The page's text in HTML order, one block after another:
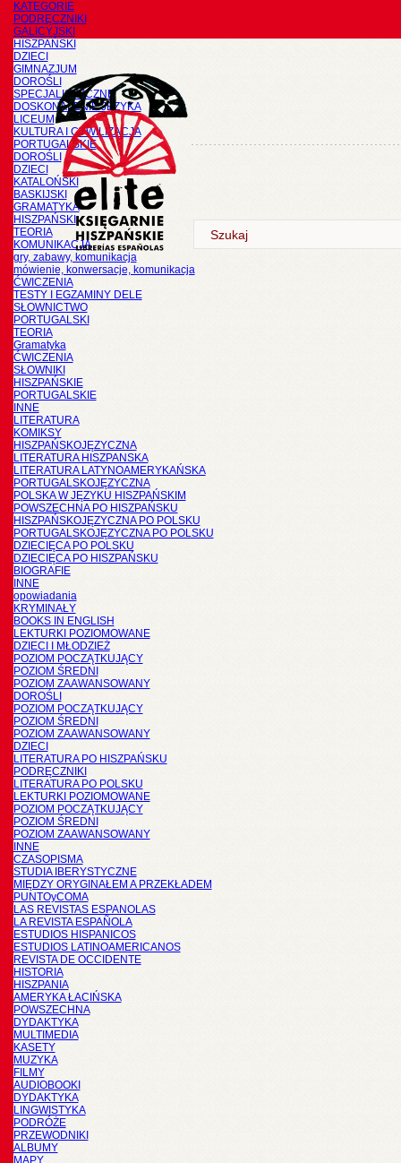
KATEGORIE
PODRĘCZNIKI
GALICYJSKI
HISZPAŃSKI
DZIECI
GIMNAZJUM
DOROŚLI
SPECJALISTYCZNE
DOSKONALENIE JĘZYKA
LICEUM
KULTURA I CYWILIZACJA
PORTUGALSKIE
DOROŚLI
DZIECI
KATALOŃSKI
BASKIJSKI
GRAMATYKA
HISZPAŃSKI
TEORIA
KOMUNIKACJA
gry, zabawy, komunikacja
mówienie, konwersacje, komunikacja
ĆWICZENIA
TESTY I EGZAMINY DELE
SŁOWNICTWO
PORTUGALSKI
TEORIA
Gramatyka
ĆWICZENIA
SŁOWNIKI
HISZPAŃSKIE
PORTUGALSKIE
INNE
LITERATURA
KOMIKSY
HISZPAŃSKOJĘZYCZNA
LITERATURA HISZPANSKA
LITERATURA LATYNOAMERYKAŃSKA
PORTUGALSKOJĘZYCZNA
POLSKA W JĘZYKU HISZPAŃSKIM
POWSZECHNA PO HISZPAŃSKU
HISZPAŃSKOJĘZYCZNA PO POLSKU
PORTUGALSKOJĘZYCZNA PO POLSKU
DZIECIĘCA PO POLSKU
DZIECIĘCA PO HISZPAŃSKU
BIOGRAFIE
INNE
opowiadania
KRYMINAŁY
BOOKS IN ENGLISH
LEKTURKI POZIOMOWANE
DZIECI I MŁODZIEŻ
POZIOM POCZĄTKUJĄCY
POZIOM ŚREDNI
POZIOM ZAAWANSOWANY
DOROŚLI
POZIOM POCZĄTKUJĄCY
POZIOM ŚREDNI
POZIOM ZAAWANSOWANY
DZIECI
LITERATURA PO HISZPAŃSKU
PODRĘCZNIKI
LITERATURA PO POLSKU
LEKTURKI POZIOMOWANE
POZIOM POCZĄTKUJĄCY
POZIOM ŚREDNI
POZIOM ZAAWANSOWANY
INNE
CZASOPISMA
STUDIA IBERYSTYCZNE
MIĘDZY ORYGINAŁEM A PRZEKŁADEM
PUNTOyCOMA
LAS REVISTAS ESPANOLAS
LA REVISTA ESPAÑOLA
ESTUDIOS HISPANICOS
ESTUDIOS LATINOAMERICANOS
REVISTA DE OCCIDENTE
HISTORIA
HISZPANIA
AMERYKA ŁACIŃSKA
POWSZECHNA
DYDAKTYKA
MULTIMEDIA
KASETY
MUZYKA
FILMY
AUDIOBOOKI
DYDAKTYKA
LINGWISTYKA
PODRÓŻE
PRZEWODNIKI
ALBUMY
MAPY